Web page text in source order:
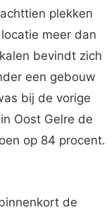
plekken
meer dan
bevindt zich
een gebouw
bij de vorige
Oost Gelre de
op 84 procent.
de